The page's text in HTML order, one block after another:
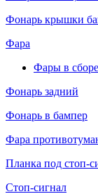
Фонарь крышки
Фара
Фары в
Фонарь задний
Фонарь в бампер
Фара
Планка под стоп-
Стоп-сигнал